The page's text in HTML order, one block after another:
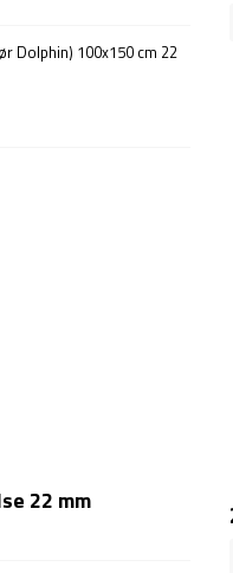
Dolphin) 100x150 cm 22
22 mm